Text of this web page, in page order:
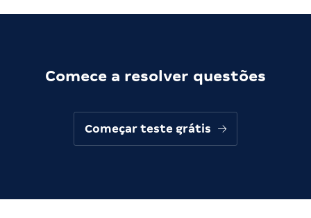
Comece a resolver questões
Começar teste grátis